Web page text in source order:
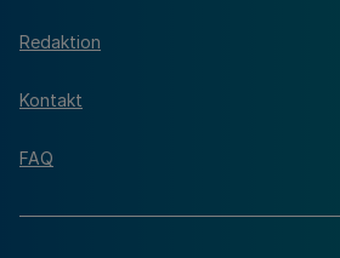
Redaktion
Kontakt
FAQ